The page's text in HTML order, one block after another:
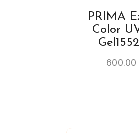
PRIMA
Color
600.00